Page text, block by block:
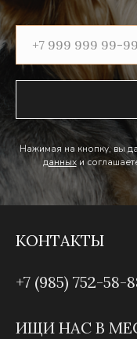
Нажимая на кнопку, вы
данныхи
КОНТАКТЫ
+7 (985) 752-58-
ИЩИ НАС В